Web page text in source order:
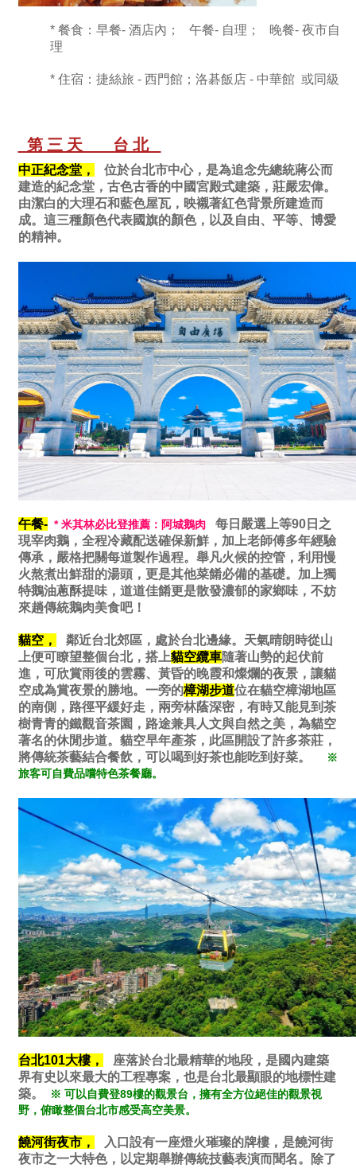
* 餐食：早餐- 酒店內； 午餐- 自理； 晚餐- 夜市自
理
* 住宿：捷絲旅 - 西門館；洛碁飯店 - 中華館 或同級
第三天 台北
中正紀念堂，
位於台北市中心，是為追念先總統蔣公而
建造的紀念堂，古色古香的中國宮殿式建築，莊嚴宏偉。
由潔白的大理石和藍色屋瓦，映襯著紅色背景所建造而
成。這三種顏色代表國旗的顏色，以及自由、平等、博愛
的精神。
午餐- * 米其林必比登推薦：阿城鵝肉
每日嚴選上等90日之
現宰肉鵝，全程冷藏配送確保新鮮，加上老師傅多年經驗
傳承，嚴格把關每道製作過程。舉凡火候的控管，利用慢
火熬煮出鮮甜的湯頭，更是其他菜餚必備的基礎。加上獨
特鵝油蔥酥提味，道道佳餚更是散發濃郁的家鄉味，不妨
來趟傳統鵝肉美食吧！
貓空，
鄰近台北郊區，處於台北邊緣。天氣晴朗時從山
上便可瞭望整個台北，搭上貓空纜車隨著山勢的起伏前
進，可欣賞雨後的雲霧、黃昏的晚霞和燦爛的夜景，讓貓
空成為賞夜景的勝地。一旁的樟湖步道位在貓空樟湖地區
的南側，路徑平緩好走，兩旁林蔭深密，有時又能見到茶
樹青青的鐵觀音茶園，路途兼具人文與自然之美，為貓空
著名的休閒步道。貓空早年產茶，此區開設了許多茶莊，
將傳統茶藝結合餐飲，可以喝到好茶也能吃到好菜。
※
旅客可自費品嚐特色茶餐廳。
台北101大樓，
座落於台北最精華的地段，是國內建築
界有史以來最大的工程專案，也是台北最顯眼的地標性建
築。
※ 可以自費登89樓的觀景台，擁有全方位絕佳的觀景視
野，俯瞰整個台北市感受高空美景。
饒河街夜市，
入口設有一座燈火璀璨的牌樓，是饒河街
夜市之一大特色，以定期舉辦傳統技藝表演而聞名。除了